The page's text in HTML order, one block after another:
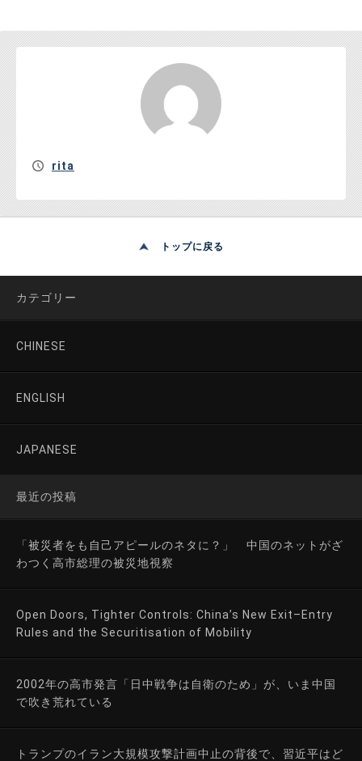
rita
トップに戻る
カテゴリー
CHINESE
ENGLISH
JAPANESE
最近の投稿
「被災者をも自己アピールのネタに？」 中国のネットがざ
わつく高市総理の被災地視察
Open Doors, Tighter Controls: China’s New Exit–Entry
Rules and the Securitisation of Mobility
2002年の高市発言「日中戦争は自衛のため」が、いま中国
で吹き荒れている
トランプのイラン大規模攻撃計画中止の背後で、習近平はど